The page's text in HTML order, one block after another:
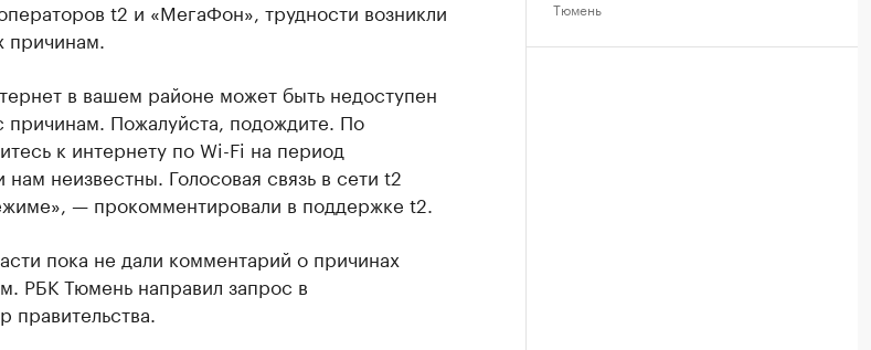
t2 и «МегаФон», трудности возникли
причинам.
в вашем районе может быть недоступен
причинам. Пожалуйста, подождите. По
к интернету по Wi-Fi на период
неизвестны. Голосовая связь в сети t2
— прокомментировали в поддержке t2.
пока не дали комментарий о причинах
РБК Тюмень направил запрос в
Тюмень